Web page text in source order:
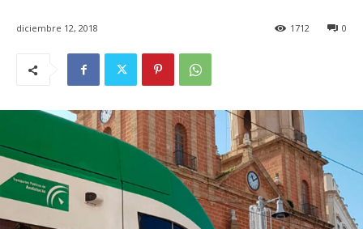
diciembre 12, 2018 0
1712